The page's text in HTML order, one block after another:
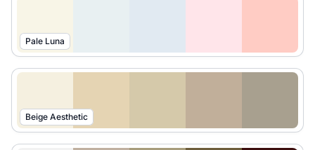
Pale Luna
Beige Aesthetic